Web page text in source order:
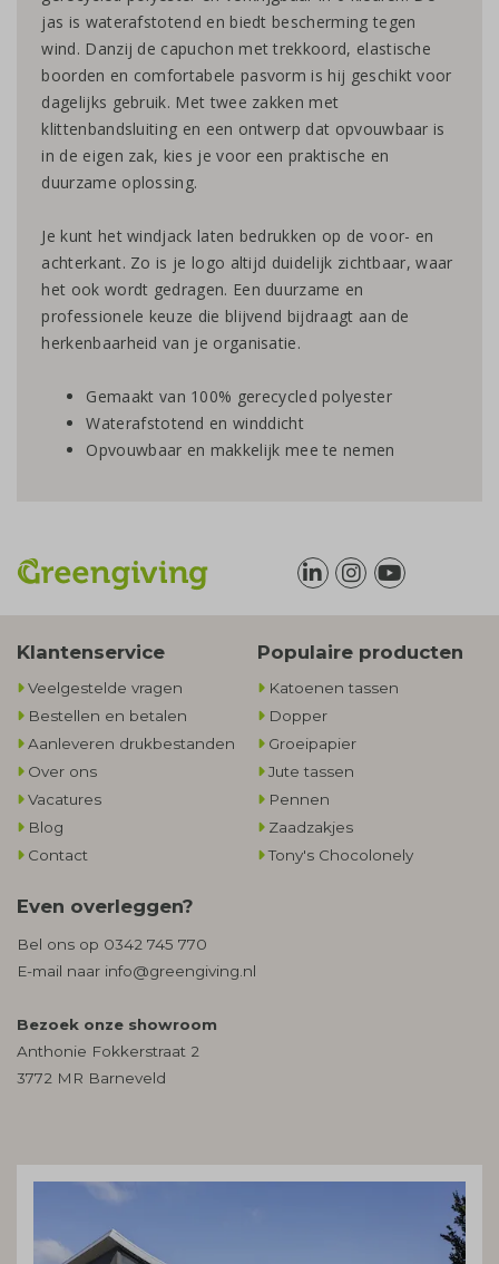
jas is waterafstotend en biedt bescherming tegen
wind. Danzij de capuchon met trekkoord, elastische
boorden en comfortabele pasvorm is hij geschikt voor
dagelijks gebruik. Met twee zakken met
klittenbandsluiting en een ontwerp dat opvouwbaar is
in de eigen zak, kies je voor een praktische en
duurzame oplossing.
Je kunt het windjack laten bedrukken op de voor- en
achterkant. Zo is je logo altijd duidelijk zichtbaar, waar
het ook wordt gedragen. Een duurzame en
professionele keuze die blijvend bijdraagt aan de
herkenbaarheid van je organisatie.
Gemaakt van 100% gerecycled polyester
Waterafstotend en winddicht
Opvouwbaar en makkelijk mee te nemen
Klantenservice
Veelgestelde vragen
Bestellen en betalen
Aanleveren drukbestanden
Over ons
Vacatures
Blog
Contact
Populaire producten
Katoenen tassen
Dopper
Groeipapier
Jute tassen
Pennen
Zaadzakjes
Tony's Chocolonely
Even overleggen?
Bel ons op 0342 745 770
E-mail naar info@greengiving.nl
Bezoek onze showroom
Anthonie Fokkerstraat 2
3772 MR Barneveld